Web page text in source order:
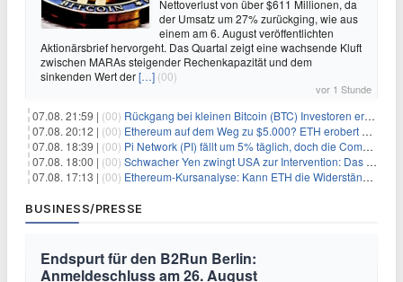
Nettoverlust von über $611 Millionen, da
der Umsatz um 27% zurückging, wie aus
einem am 6. August veröffentlichten
Aktionärsbrief hervorgeht. Das Quartal zeigt eine wachsende Kluft
zwischen MARAs steigender Rechenkapazität und dem
sinkenden Wert der[…] (00)
vor 1 Stunde
07.08. 21:59 | (00) Rückgang bei kleinen Bitcoin (BTC) Investoren erreicht Höchststand seit Dezember 2024
07.08. 20:12 | (00) Ethereum auf dem Weg zu $5.000? ETH erobert wichtige Marke zurück, während Institutionen weiter akkumulieren
07.08. 18:39 | (00) Pi Network (PI) fällt um 5% täglich, doch die Community bleibt optimistisch
07.08. 18:00 | (00) Schwacher Yen zwingt USA zur Intervention: Das größte Risiko seit 15 Jahren
07.08. 17:13 | (00) Ethereum-Kursanalyse: Kann ETH die Widerstände der gleitenden Durchschnitte überwinden?
BUSINESS/PRESSE
Endspurt für den B2Run Berlin:
Anmeldeschluss am 26. August